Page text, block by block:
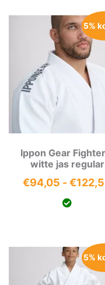
5%
Ippon Gear
witte jas regular
€94,05 - €
5%